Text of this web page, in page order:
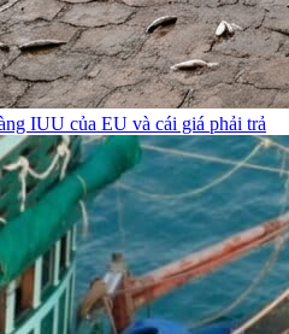
IUU của EU và cái giá phải trả